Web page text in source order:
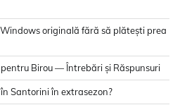
originală fără să plătești prea
pentru Birou — Întrebări și Răspunsuri
Santorini în extrasezon?